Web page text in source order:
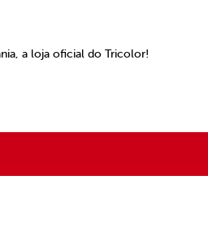
a loja oficial do Tricolor!